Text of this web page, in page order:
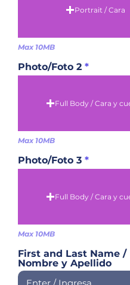
Portrait / Cara
Max 10MB
Photo/Foto 2
Full Body / Cara y
Max 10MB
Photo/Foto 3
Full Body / Cara y
Max 10MB
First and Last Name /
Nombre y Apellido